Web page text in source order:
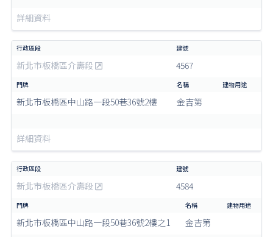
詳細資料
新北市板橋區介壽段 4567
新北市板橋區中山路一段50巷36號2樓 金吉第
詳細資料
新北市板橋區介壽段 4584
新北市板橋區中山路一段50巷36號2樓之1 金吉第